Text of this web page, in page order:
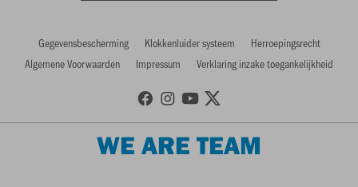
Gegevensbescherming Klokkenluider systeem
Herroepingsrecht
Algemene Voorwaarden
Impressum Verklaring inzake toegankelijkheid
WE ARE TEAM